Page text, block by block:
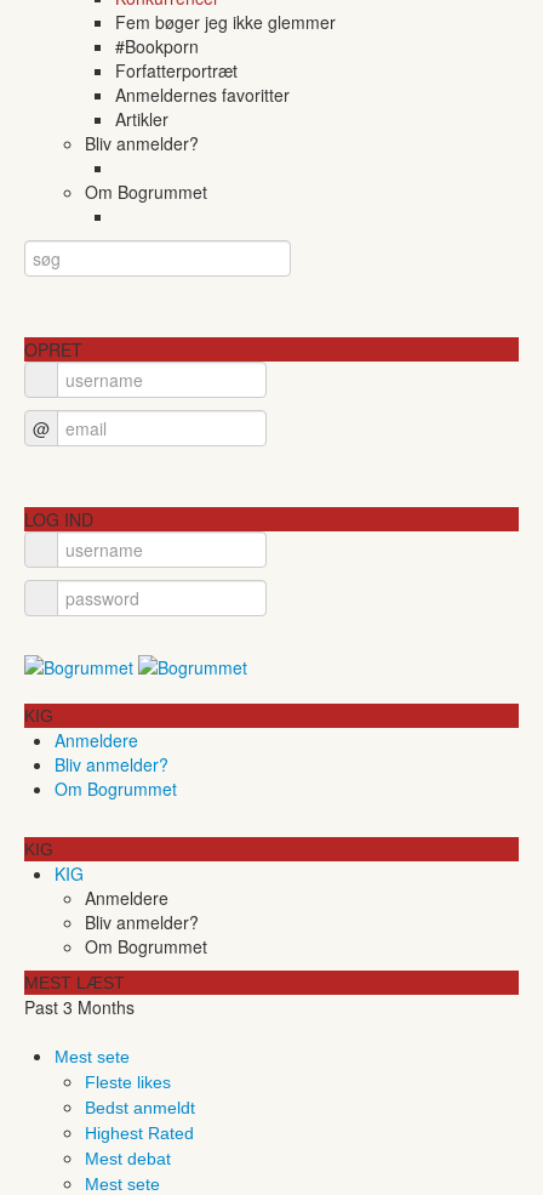
Fem bøger jeg ikke glemmer
#Bookporn
Forfatterportræt
Anmeldernes favoritter
Artikler
Bliv anmelder?
Om Bogrummet
OPRET
@
LOG IND
KIG
Anmeldere
Bliv anmelder?
Om Bogrummet
KIG
KIG
Anmeldere
Bliv anmelder?
Om Bogrummet
MEST LÆST
Past 3 Months
Mest sete
Fleste likes
Bedst anmeldt
Highest Rated
Mest debat
Mest sete